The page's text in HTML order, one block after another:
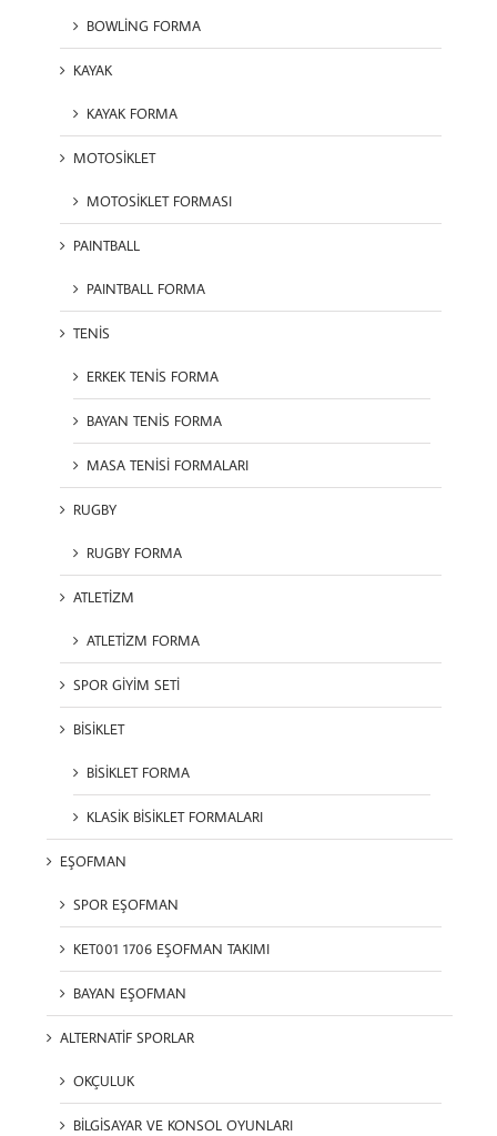
BOWLİNG FORMA
KAYAK
KAYAK FORMA
MOTOSİKLET
MOTOSİKLET FORMASI
PAINTBALL
PAINTBALL FORMA
TENİS
ERKEK TENİS FORMA
BAYAN TENİS FORMA
MASA TENİSİ FORMALARI
RUGBY
RUGBY FORMA
ATLETİZM
ATLETİZM FORMA
SPOR GİYİM SETİ
BİSİKLET
BİSİKLET FORMA
KLASİK BİSİKLET FORMALARI
EŞOFMAN
SPOR EŞOFMAN
KET001 1706 EŞOFMAN TAKIMI
BAYAN EŞOFMAN
ALTERNATİF SPORLAR
OKÇULUK
BİLGİSAYAR VE KONSOL OYUNLARI